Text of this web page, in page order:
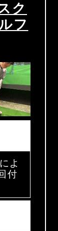
ク
フ
よ
付